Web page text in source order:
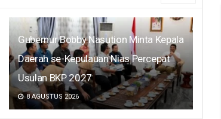
Gubernur Bobby Nasution Minta Kepala
Daerah se-Kepulauan Nias Percepat
Usulan BKP 2027
8 AGUSTUS 2026